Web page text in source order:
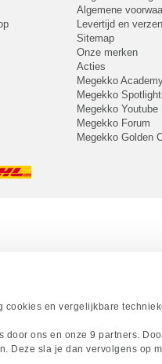
cookies en vergelijkbare
door ons en onze 9 partners.
Deze sla je dan vervolgens op
Algemene
Levertijd en
Sitemap
Onze merken
Acties
Megekko
Megekko
Megekko Youtube
Megekko Forum
Megekko Golden